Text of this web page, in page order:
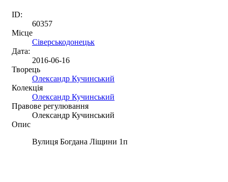
ID:
60357
Місце
Сіверськодонецьк
Дата:
2016-06-16
Творець
Олександр Кучинський
Колекція
Олександр Кучинський
Правове регулювання
Олександр Кучинський
Опис
Вулиця Богдана Ліщини 1п